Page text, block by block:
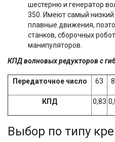
шестерню и генератор
350. Имеют самый
плавные движения,
станков, сборочных
манипуляторов.
КПД волновых редукторов с
Передаточное число 63
КПД 0,83
Выбор по типу